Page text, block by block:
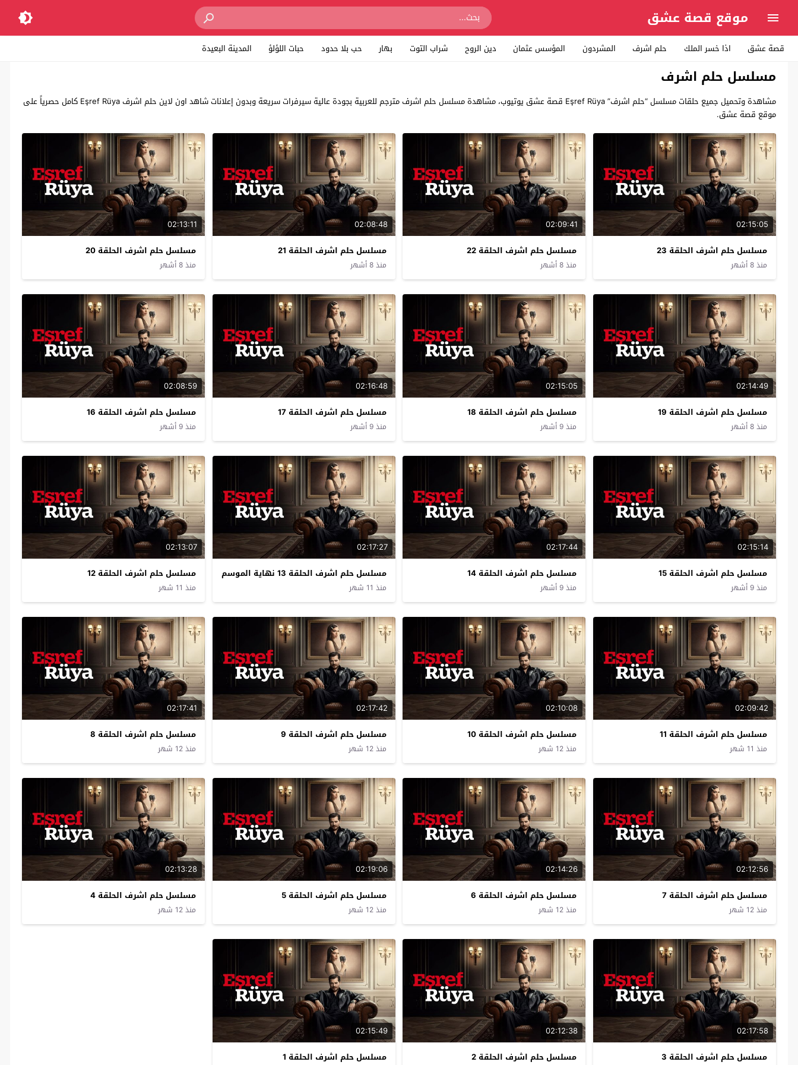
موقع قصة عشق
قصة عشق اذا خسر الملك حلم اشرف المشردون المؤسس عثمان دين الروح شراب التوت بهار حب بلا حدود حبات اللؤلؤ المدينة البعيدة
مسلسل حلم اشرف
مشاهدة وتحميل جميع حلقات مسلسل “حلم اشرف” Eşref Rüya قصة عشق يوتيوب، مشاهدة مسلسل حلم اشرف مترجم للعربية بجودة عالية سيرفرات سريعة وبدون إعلانات شاهد اون لاين حلم اشرف Eşref Rüya كامل حصرياً على
موقع قصة عشق.
02:15:05
مسلسل حلم اشرف الحلقة 23
منذ 8 أشهر
02:09:41
مسلسل حلم اشرف الحلقة 22
منذ 8 أشهر
02:08:48
مسلسل حلم اشرف الحلقة 21
منذ 8 أشهر
02:13:11
مسلسل حلم اشرف الحلقة 20
منذ 8 أشهر
02:14:49
مسلسل حلم اشرف الحلقة 19
منذ 8 أشهر
02:15:05
مسلسل حلم اشرف الحلقة 18
منذ 9 أشهر
02:16:48
مسلسل حلم اشرف الحلقة 17
منذ 9 أشهر
02:08:59
مسلسل حلم اشرف الحلقة 16
منذ 9 أشهر
02:15:14
مسلسل حلم اشرف الحلقة 15
منذ 9 أشهر
02:17:44
مسلسل حلم اشرف الحلقة 14
منذ 9 أشهر
02:17:27
مسلسل حلم اشرف الحلقة 13 نهاية الموسم
منذ 11 شهر
02:13:07
مسلسل حلم اشرف الحلقة 12
منذ 11 شهر
02:09:42
مسلسل حلم اشرف الحلقة 11
منذ 11 شهر
02:10:08
مسلسل حلم اشرف الحلقة 10
منذ 12 شهر
02:17:42
مسلسل حلم اشرف الحلقة 9
منذ 12 شهر
02:17:41
مسلسل حلم اشرف الحلقة 8
منذ 12 شهر
02:12:56
مسلسل حلم اشرف الحلقة 7
منذ 12 شهر
02:14:26
مسلسل حلم اشرف الحلقة 6
منذ 12 شهر
02:19:06
مسلسل حلم اشرف الحلقة 5
منذ 12 شهر
02:13:28
مسلسل حلم اشرف الحلقة 4
منذ 12 شهر
02:17:58
مسلسل حلم اشرف الحلقة 3
02:12:38
مسلسل حلم اشرف الحلقة 2
02:15:49
مسلسل حلم اشرف الحلقة 1